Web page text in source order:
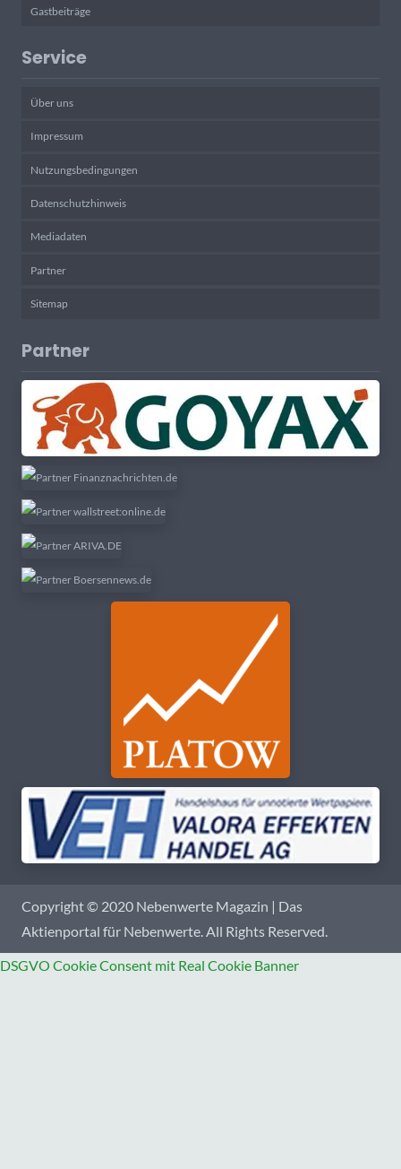
Gastbeiträge
Service
Über uns
Impressum
Nutzungsbedingungen
Datenschutzhinweis
Mediadaten
Partner
Sitemap
Partner
Copyright © 2020 Nebenwerte Magazin | Das
Aktienportal für Nebenwerte. All Rights Reserved.
DSGVO Cookie Consent mit Real Cookie Banner